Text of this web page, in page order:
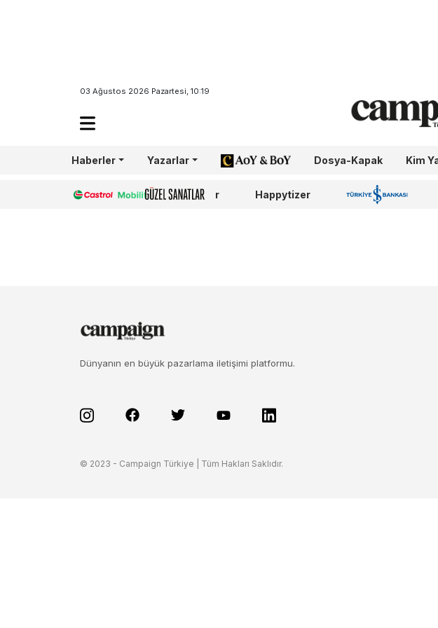
03 Ağustos 2026 Pazartesi, 10:19
Haberler Yazarlar AoY/BoY Dosya-Kapak Kim
Castrol Güzel Sanatlar Happytizer İş Bankası 100.Yıl
Türkiye’de Zaman
Ankara’da
Dünyanın en büyük pazarlama iletişimi platformu.
© 2023 - Campaign Türkiye | Tüm Hakları Saklıdır.